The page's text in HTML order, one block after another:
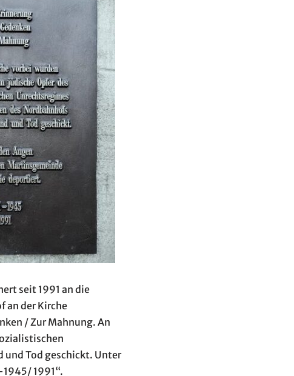
seit 1991 an die
an der Kirche
/ Zur Mahnung. An
und Tod geschickt. Unter
1991“.